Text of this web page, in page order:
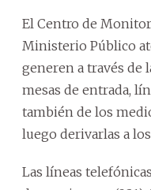
El Centro de
Ministerio Público
generen a través de
mesas de entrada,
también de los
luego derivarlas a
Las líneas